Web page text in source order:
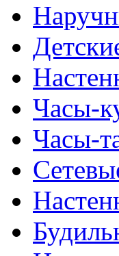
Часы-
Часы-